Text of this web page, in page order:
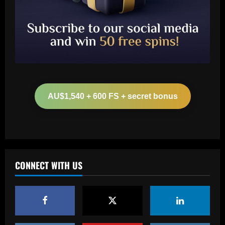
AU$1,540 + 600 FS + secret bonus
CONNECT WITH US
2
mistake by signing £51m "machine"
3
Revealed: Antonio Conte's long list of
demands to stay on as Napoli manager